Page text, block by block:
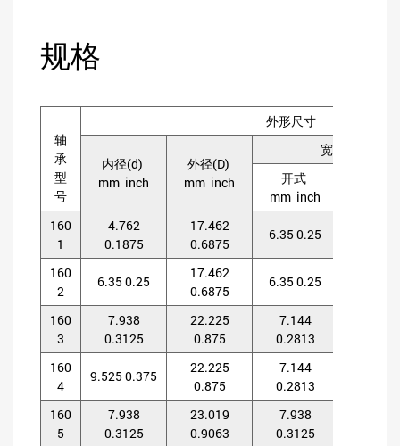
规格
轴
承
型
号
外形尺寸
内径(d)
mm inch
外径(D)
mm inch
宽度 B
开式
mm inch
160
1
4.762
0.1875
17.462
0.6875
6.35 0.25
160
2
6.35 0.25
17.462
0.6875
6.35 0.25
160
3
7.938
0.3125
22.225
0.875
7.144
0.2813
160
4
9.525 0.375
22.225
0.875
7.144
0.2813
160
5
7.938
0.3125
23.019
0.9063
7.938
0.3125